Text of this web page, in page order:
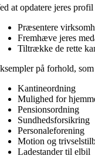
at opdatere jeres
Præsentere
Fremhæve jeres
Tiltrække de rette
på forhold,
Kantineordning
Mulighed for
Pensionsordning
Sundhedsforsikring
Personaleforening
Motion og
Ladestander til elbil